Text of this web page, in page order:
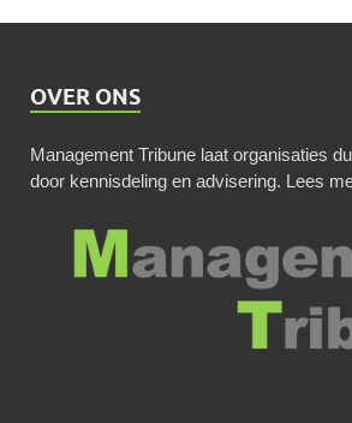
OVER ONS
Management Tribune laat organisaties
door kennisdeling en advisering. Lees